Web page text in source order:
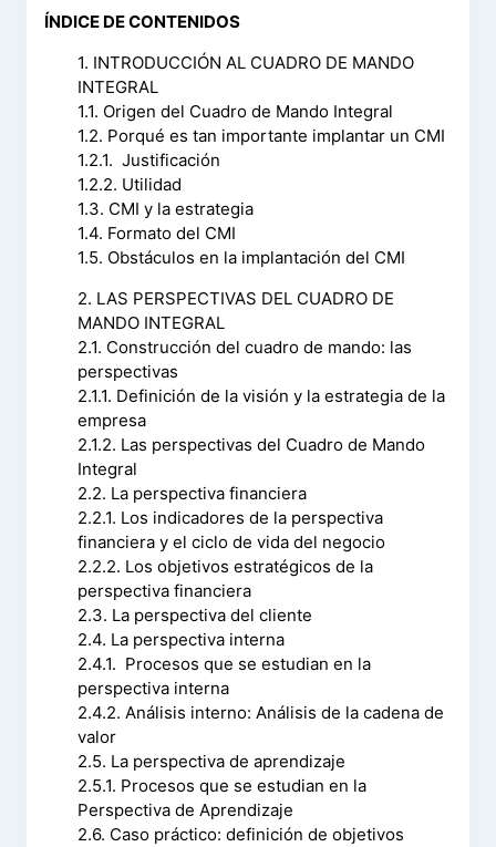
ÍNDICE DE CONTENIDOS
1. INTRODUCCIÓN AL CUADRO DE MANDO
INTEGRAL
1.1. Origen del Cuadro de Mando Integral
1.2. Porqué es tan importante implantar un CMI
1.2.1. Justificación
1.2.2. Utilidad
1.3. CMI y la estrategia
1.4. Formato del CMI
1.5. Obstáculos en la implantación del CMI
2. LAS PERSPECTIVAS DEL CUADRO DE
MANDO INTEGRAL
2.1. Construcción del cuadro de mando: las
perspectivas
2.1.1. Definición de la visión y la estrategia de la
empresa
2.1.2. Las perspectivas del Cuadro de Mando
Integral
2.2. La perspectiva financiera
2.2.1. Los indicadores de la perspectiva
financiera y el ciclo de vida del negocio
2.2.2. Los objetivos estratégicos de la
perspectiva financiera
2.3. La perspectiva del cliente
2.4. La perspectiva interna
2.4.1. Procesos que se estudian en la
perspectiva interna
2.4.2. Análisis interno: Análisis de la cadena de
valor
2.5. La perspectiva de aprendizaje
2.5.1. Procesos que se estudian en la
Perspectiva de Aprendizaje
2.6. Caso práctico: definición de objetivos